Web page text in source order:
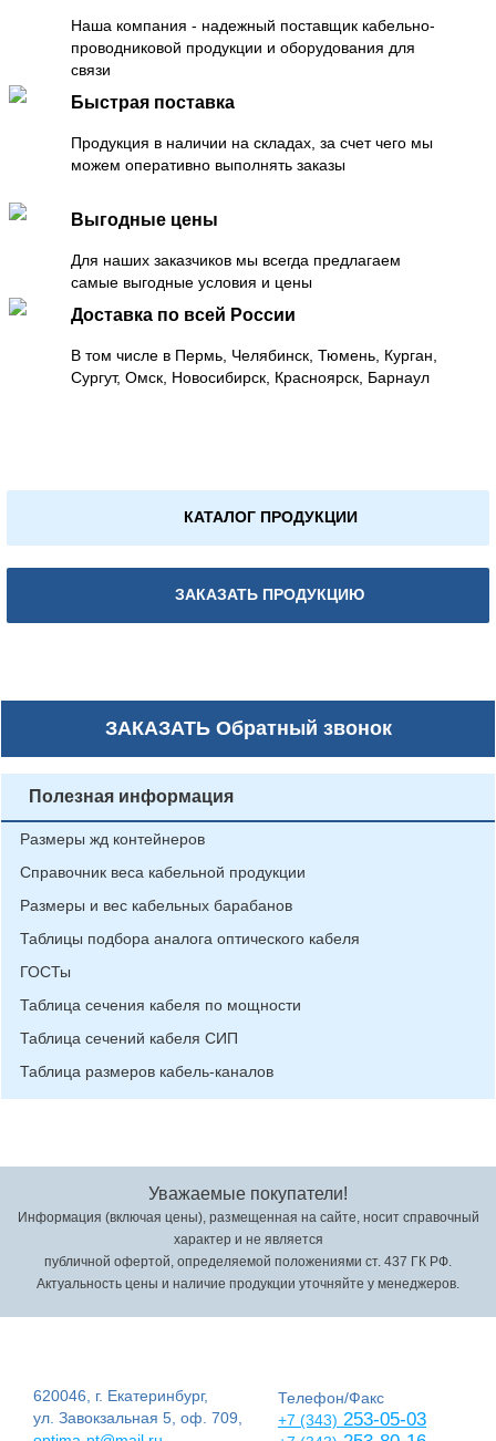
Наша компания - надежный поставщик кабельно-
проводниковой продукции и оборудования для
связи
Быстрая поставка
Продукция в наличии на складах, за счет чего мы
можем оперативно выполнять заказы
Выгодные цены
Для наших заказчиков мы всегда предлагаем
самые выгодные условия и цены
Доставка по всей России
В том числе в Пермь, Челябинск, Тюмень, Курган,
Сургут, Омск, Новосибирск, Красноярск, Барнаул
КАТАЛОГ ПРОДУКЦИИ
ЗАКАЗАТЬ ПРОДУКЦИЮ
ЗАКАЗАТЬОбратный звонок
Полезная информация
Размеры жд контейнеров
Справочник веса кабельной продукции
Размеры и вес кабельных барабанов
Таблицы подбора аналога оптического кабеля
ГОСТы
Таблица сечения кабеля по мощности
Таблица сечений кабеля СИП
Таблица размеров кабель-каналов
Уважаемые покупатели!
Информация (включая цены), размещенная на сайте, носит справочный
характер и не является
публичной офертой, определяемой положениями ст. 437 ГК РФ.
Актуальность цены и наличие продукции уточняйте у менеджеров.
620046, г. Екатеринбург,
ул. Завокзальная 5, оф. 709,
Телефон/Факс
+7 (343) 253-05-03